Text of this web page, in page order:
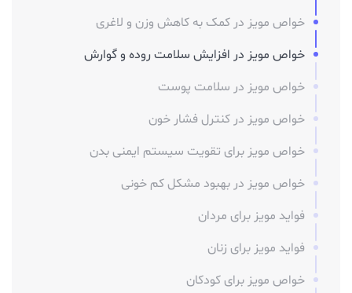
خواص مویز در کمک به کاهش وزن و لاغری
خواص مویز در افزایش سلامت روده و گوارش
خواص مویز در سلامت پوست
خواص مویز در کنترل فشار خون
خواص مویز برای تقویت سیستم ایمنی بدن
خواص مویز در بهبود مشکل کم خونی
فواید مویز برای مردان
فواید مویز برای زنان
خواص مویز برای کودکان